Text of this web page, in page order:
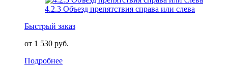
4.2.3 Объезд препятствия справа или слева
Быстрый заказ
от 1 530 руб.
Подробнее